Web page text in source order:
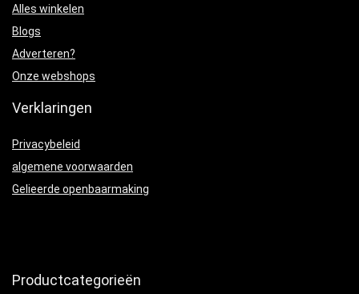
Alles winkelen
Blogs
Adverteren?
Onze webshops
Verklaringen
Privacybeleid
algemene voorwaarden
Gelieerde openbaarmaking
Productcategorieën